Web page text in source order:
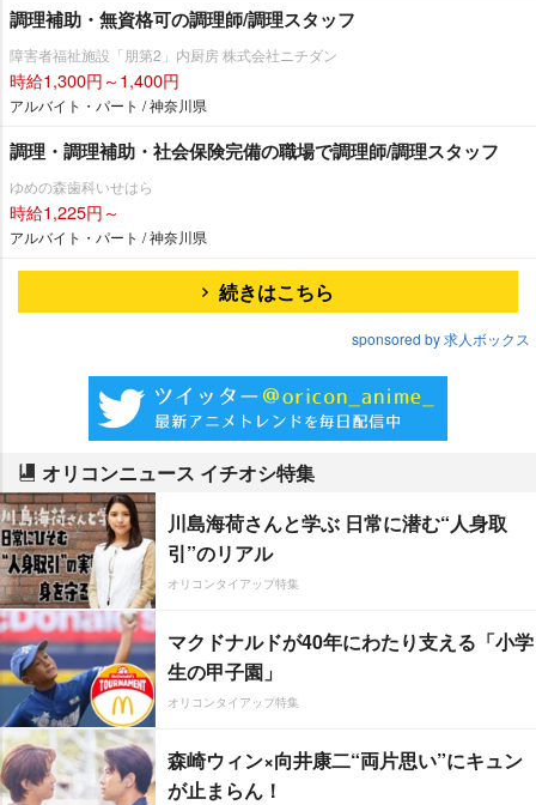
調理補助・無資格可の調理師/調理スタッフ
障害者福祉施設「朋第2」内厨房 株式会社ニチダン
時給1,300円～1,400円
アルバイト・パート / 神奈川県
調理・調理補助・社会保険完備の職場で調理師/調理スタッフ
ゆめの森歯科いせはら
時給1,225円～
アルバイト・パート / 神奈川県
続きはこちら
sponsored by 求人ボックス
オリコンニュース イチオシ特集
川島海荷さんと学ぶ 日常に潜む“人身取
引”のリアル
オリコンタイアップ特集
マクドナルドが40年にわたり支える「小学
生の甲子園」
オリコンタイアップ特集
森崎ウィン×向井康二“両片思い”にキュン
が止まらん！